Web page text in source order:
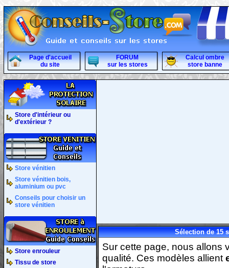
Page d'accueil
du site
FORUM
sur les stores
Calcul ombre
store banne
Store d'intérieur ou
d'extérieur ?
Store vénitien
Store vénitien bois,
aluminium ou pvc
Conseils pour choisir un
store vénitien
Store enrouleur
Tissu de store
Sélection de 15
Sur cette page, nous allons
qualité. Ces modèles allient